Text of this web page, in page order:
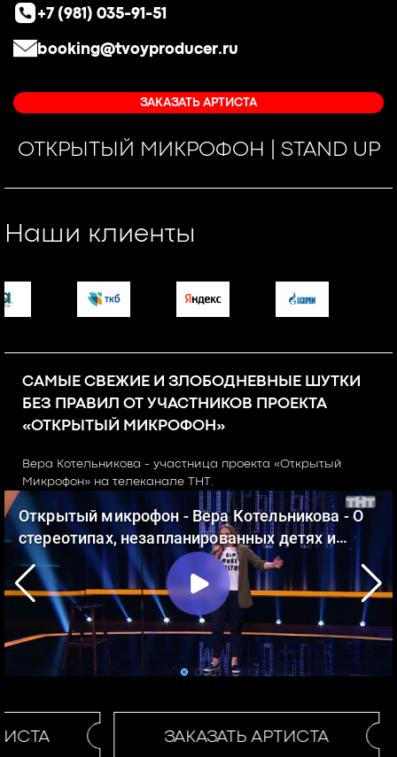
+7 (981) 035-91-51
booking@tvoyproducer.ru
ЗАКАЗАТЬ АРТИСТА
ОТКРЫТЫЙ МИКРОФОН | STAND UP
Наши клиенты
САМЫЕ СВЕЖИЕ И ЗЛОБОДНЕВНЫЕ ШУТКИ
БЕЗ ПРАВИЛ ОТ УЧАСТНИКОВ ПРОЕКТА
«ОТКРЫТЫЙ МИКРОФОН»
Вера Котельникова - участница проекта «Открытый
Микрофон» на телеканале ТНТ.
ЗАКАЗАТЬ АРТИСТА